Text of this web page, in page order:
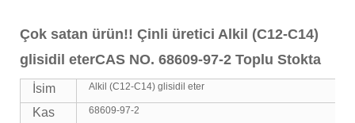
Çok satan ürün!! Çinli üretici Alkil (C12-C14)
glisidil eterCAS NO. 68609-97-2 Toplu Stokta
İsim Alkil (C12-C14) glisidil eter
Kas 68609-97-2